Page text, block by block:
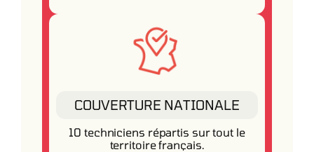
COUVERTURE NATIONALE
10 techniciens répartis sur tout le
territoire français.